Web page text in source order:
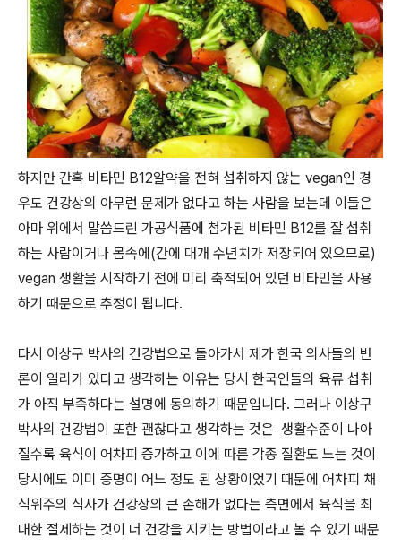
하지만 간혹 비타민 B12알약을 전혀 섭취하지 않는 vegan인 경
우도 건강상의 아무런 문제가 없다고 하는 사람을 보는데 이들은
아마 위에서 말씀드린 가공식품에 첨가된 비타민 B12를 잘 섭취
하는 사람이거나 몸속에(간에 대개 수년치가 저장되어 있으므로)
vegan 생활을 시작하기 전에 미리 축적되어 있던 비타민을 사용
하기 때문으로 추정이 됩니다.
다시 이상구 박사의 건강법으로 돌아가서 제가 한국 의사들의 반
론이 일리가 있다고 생각하는 이유는 당시 한국인들의 육류 섭취
가 아직 부족하다는 설명에 동의하기 때문입니다. 그러나 이상구
박사의 건강법이 또한 괜찮다고 생각하는 것은 생활수준이 나아
질수록 육식이 어차피 증가하고 이에 따른 각종 질환도 느는 것이
당시에도 이미 증명이 어느 정도 된 상황이었기 때문에 어차피 채
식위주의 식사가 건강상의 큰 손해가 없다는 측면에서 육식을 최
대한 절제하는 것이 더 건강을 지키는 방법이라고 볼 수 있기 때문